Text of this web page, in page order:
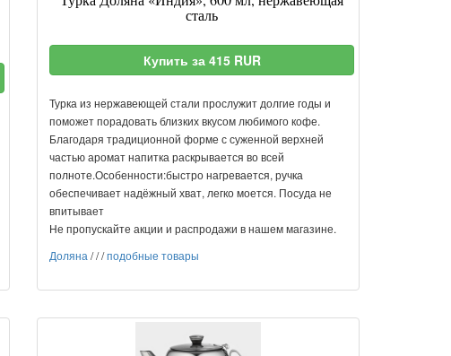
сталь
Купить за 415 RUR
Турка из нержавеющей стали прослужит долгие годы и
поможет порадовать близких вкусом любимого кофе.
Благодаря традиционной форме с суженной верхней
частью аромат напитка раскрывается во всей
полноте.Особенности:быстро нагревается, ручка
обеспечивает надёжный хват, легко моется. Посуда не
впитывает
Не пропускайте акции и распродажи в нашем магазине.
Доляна ///подобные товары